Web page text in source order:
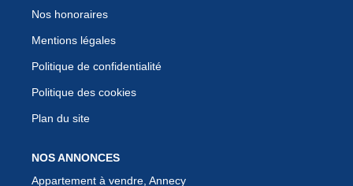
Nos honoraires
Mentions légales
Politique de confidentialité
Politique des cookies
Plan du site
NOS ANNONCES
Appartement à vendre, Annecy